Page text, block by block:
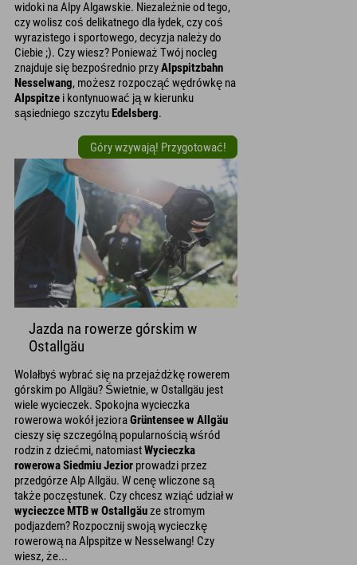
widoki na Alpy Algawskie. Niezależnie od tego,
czy wolisz coś delikatnego dla łydek, czy coś
wyrazistego i sportowego, decyzja należy do
Ciebie ;). Czy wiesz? Ponieważ Twój nocleg
znajduje się bezpośrednio przyAlpspitzbahn
Nesselwang, możesz rozpocząć wędrówkę na
Alpspitze i kontynuować ją w kierunku
sąsiedniego szczytuEdelsberg.
Góry wzywają! Przygotować!
Jazda na rowerze górskim w
Ostallgäu
Wolałbyś wybrać się na przejażdżkę rowerem
górskim po Allgäu? Świetnie, w Ostallgäu jest
wiele wycieczek. Spokojna wycieczka
rowerowa wokół jezioraGrüntensee w Allgäu
cieszy się szczególną popularnością wśród
rodzin z dziećmi, natomiastWycieczka
rowerowa Siedmiu Jezior prowadzi przez
przedgórze Alp Allgäu. W cenę wliczone są
także poczęstunek. Czy chcesz wziąć udział w
wycieczce MTB w Ostallgäuze stromym
podjazdem? Rozpocznij swoją wycieczkę
rowerową na Alpspitze w Nesselwang! Czy
wiesz, że...